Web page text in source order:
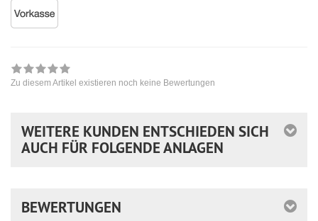
Zu diesem Artikel existieren noch keine Bewertungen
WEITERE KUNDEN ENTSCHIEDEN SICH
AUCH FÜR FOLGENDE ANLAGEN
BEWERTUNGEN